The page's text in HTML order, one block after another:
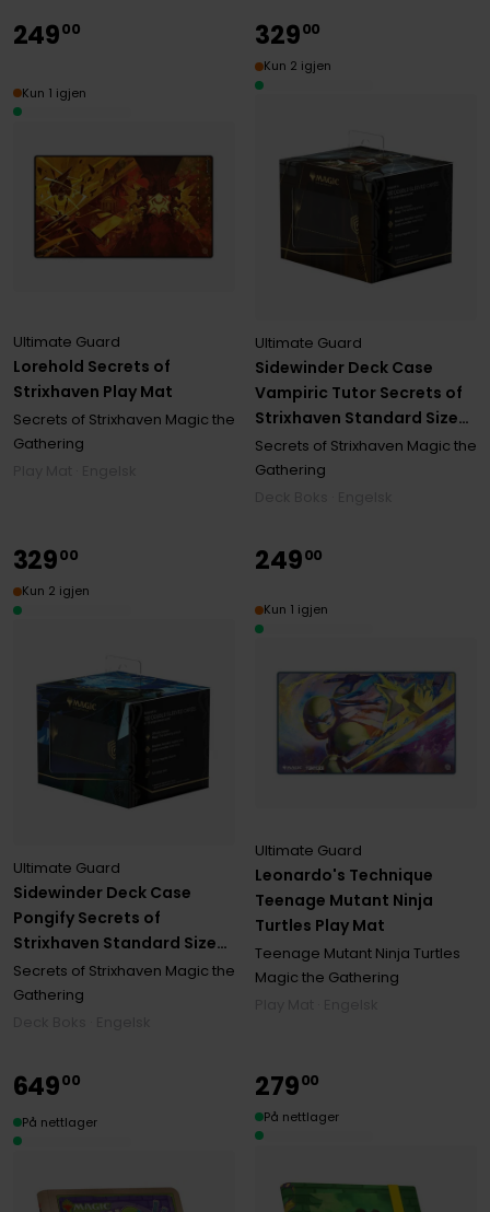
Lorehold Secrets of
Strixhaven Play Mat
Ultimate Guard
Secrets of Strixhaven Magic the
Gathering
24900
Kun 1 igjen
Sidewinder Deck Case
Vampiric Tutor Secrets of
Strixhaven Standard Size
XenoSkin (100+)
Ultimate Guard
Secrets of Strixhaven Magic the
Gathering
32900
Kun 2 igjen
Sidewinder Deck Case
Pongify Secrets of
Strixhaven Standard Size
XenoSkin (100+)
Ultimate Guard
Secrets of Strixhaven Magic the
Gathering
32900
Kun 2 igjen
Leonardo's Technique
Teenage Mutant Ninja
Turtles Play Mat
Ultimate Guard
Teenage Mutant Ninja Turtles
Magic the Gathering
24900
Kun 1 igjen
64900
På nettlager
27900
På nettlager